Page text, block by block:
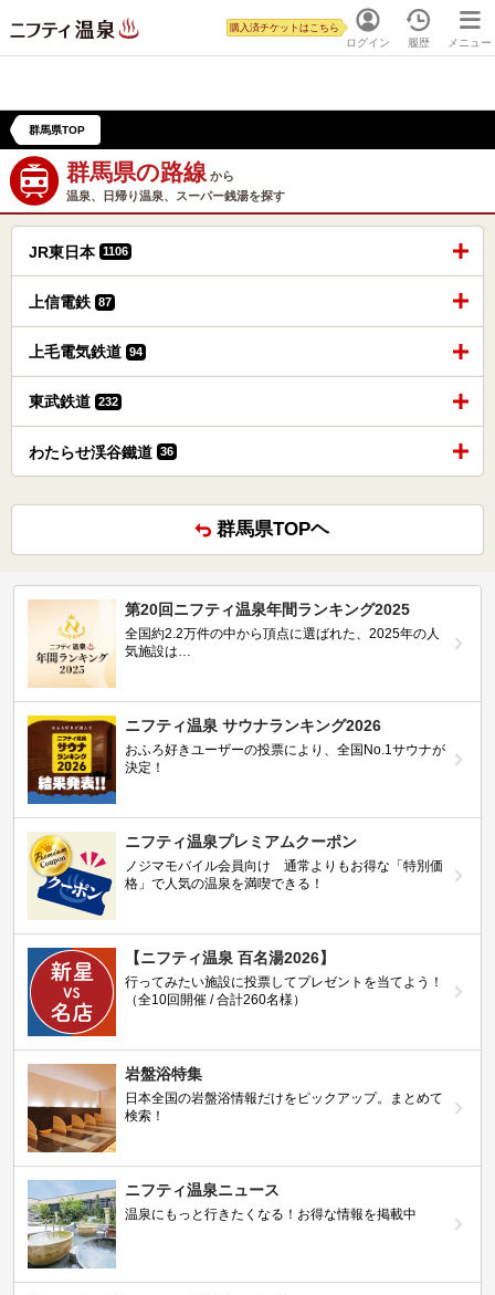
ログイン
購入済チケットはこちら
履歴 メニュー
群馬県TOP
群馬県の路線 から
温泉、日帰り温泉、スーパー銭湯を探す
JR東日本 1106
上信電鉄 87
上毛電気鉄道 94
東武鉄道 232
わたらせ渓谷鐵道 36
群馬県TOPヘ
第20回ニフティ温泉年間ランキング2025
全国約2.2万件の中から頂点に選ばれた、2025年の人
気施設は…
ニフティ温泉 サウナランキング2026
おふろ好きユーザーの投票により、全国No.1サウナが
決定！
ニフティ温泉プレミアムクーポン
ノジマモバイル会員向け 通常よりもお得な「特別価
格」で人気の温泉を満喫できる！
【ニフティ温泉 百名湯2026】
行ってみたい施設に投票してプレゼントを当てよう！
（全10回開催 / 合計260名様）
岩盤浴特集
日本全国の岩盤浴情報だけをピックアップ。まとめて
検索！
ニフティ温泉ニュース
温泉にもっと行きたくなる！お得な情報を掲載中